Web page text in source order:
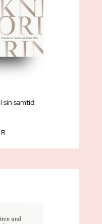
sin samtid